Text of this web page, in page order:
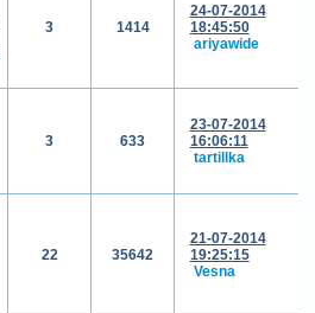
3 1414
24-07-2014
18:45:50
ariyawide
3 633
23-07-2014
16:06:11
tartillka
22 35642
21-07-2014
19:25:15
Vesna